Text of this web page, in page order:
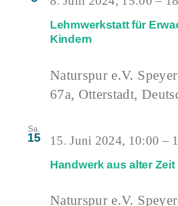
Lehmwerkstatt für
Kindern
Naturspur e.V.
67a, Otterstadt,
Sa.
15
Handwerk aus alter Zeit
15. Juni 2024, 10:00 –
Naturspur e.V.